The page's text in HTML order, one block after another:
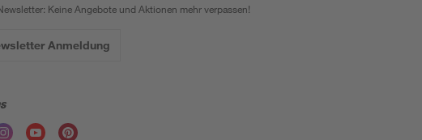
Keine Angebote und Aktionen mehr verpassen!
Anmeldung